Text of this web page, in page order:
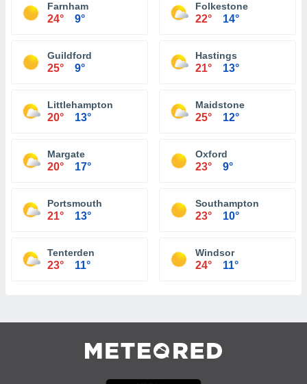
Farnham
24° 9°
Folkestone
22° 14°
Guildford
25° 9°
Hastings
21° 13°
Littlehampton
20° 13°
Maidstone
25° 12°
Margate
20° 17°
Oxford
23° 9°
Portsmouth
21° 13°
Southampton
23° 10°
Tenterden
23° 11°
Windsor
24° 11°